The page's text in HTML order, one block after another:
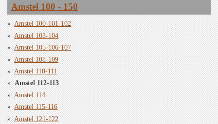
Amstel 100 - 150
Amstel 100-101-102
Amstel 103-104
Amstel 105-106-107
Amstel 108-109
Amstel 110-111
Amstel 112-113
Amstel 114
Amstel 115-116
Amstel 121-122